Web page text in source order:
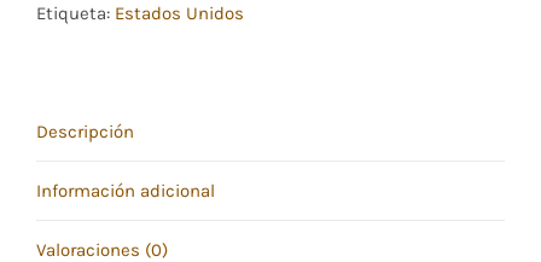
Etiqueta: Estados Unidos
Descripción
Información adicional
Valoraciones (0)